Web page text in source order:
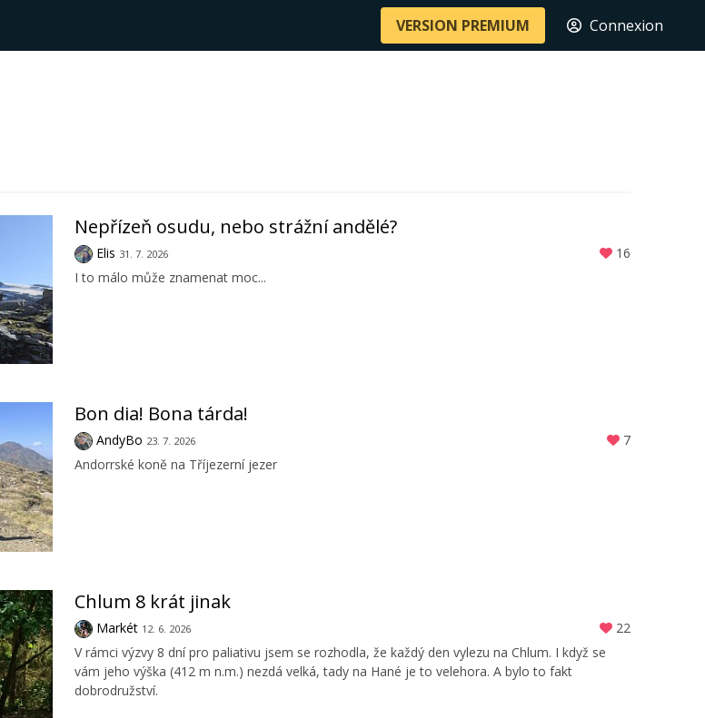
VERSION PREMIUM Connexion
Nepřízeň osudu, nebo strážní andělé?
Elis 31. 7. 2026
16
I to málo může znamenat moc...
Bon dia! Bona tárda!
AndyBo 23. 7. 2026
7
Andorrské koně na Tříjezerní jezer
Chlum 8 krát jinak
Markét 12. 6. 2026
22
V rámci výzvy 8 dní pro paliativu jsem se rozhodla, že každý den vylezu na Chlum. I když se
vám jeho výška (412 m n.m.) nezdá velká, tady na Hané je to velehora. A bylo to fakt
dobrodružství.